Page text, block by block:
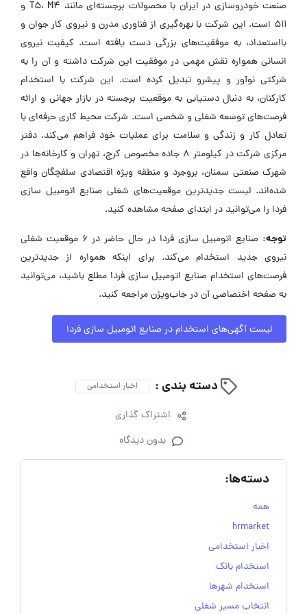
صنعت خودروسازی در ایران با محصولات برجسته‌ای مانند T5، M4 و
۵۱۱ است. این شرکت با بهره‌گیری از فناوری مدرن و نیروی کار جوان و
بااستعداد، به موفقیت‌های بزرگی دست یافته است. کیفیت نیروی
انسانی همواره نقش مهمی در موفقیت این شرکت داشته و آن را به
شرکتی نوآور و پیشرو تبدیل کرده است. این شرکت با استخدام
کارکنان، به دنبال دستیابی به موقعیت برجسته در بازار جهانی و ارائه
فرصت‌های توسعه شغلی و شخصی است. شرکت محیط کاری حرفه‌ای با
تعادل کار و زندگی و سلامت برای عملیات خود فراهم می‌کند. دفتر
مرکزی شرکت در کیلومتر ۸ جاده مخصوص کرج، تهران و کارخانه‌ها در
شهرک صنعتی سمنان، بروجرد و منطقه ویژه اقتصادی سلفچگان واقع
شده‌اند. لیست جدیدترین موقعیت‌های شغلی صنایع اتومبیل سازی
فردا را می‌توانید در ابتدای صفحه مشاهده کنید.
توجه:
صنایع اتومبیل سازی فردا در حال حاضر در ۶ موقعیت شغلی
نیروی جدید استخدام می‌کند. برای اینکه همواره از جدیدترین
فرصت‌های استخدام صنایع اتومبیل سازی فردا مطلع باشید، می‌توانید
به صفحه اختصاصی آن در جاب‌ویژن مراجعه کنید.
لیست آگهی‌های استخدام در صنایع اتومبیل سازی فردا
دسته بندی : اخبار استخدامی
اشتراک گذاری
بدون دیدگاه
دسته‌ها:
همه
hrmarket
اخبار استخدامی
استخدام بانک
استخدام شهرها
انتخاب مسیر شغلی